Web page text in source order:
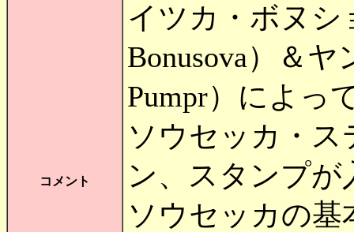
コメント
イツカ・ボヌシ
Bonusova）＆
Pumpr）によっ
ソウセッカ・
ン、スタンプ
ソウセッカの